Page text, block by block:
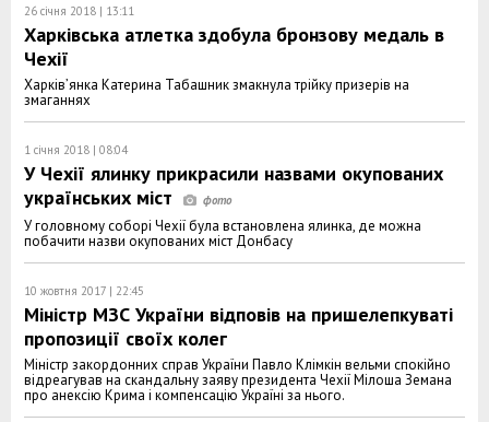
26 січня 2018 | 13:11
Харківська атлетка здобула бронзову медаль в
Чехії
Харків’янка Катерина Табашник змакнула трійку призерів на
змаганнях
1 січня 2018 | 08:04
У Чехії ялинку прикрасили назвами окупованих
українських міст
У головному соборі Чехії була встановлена ялинка, де можна
побачити назви окупованих міст Донбасу
10 жовтня 2017 | 22:45
Міністр МЗС України відповів на пришелепкуваті
пропозиції своїх колег
Міністр закордонних справ України Павло Клімкін вельми спокійно
відреагував на скандальну заяву президента Чехії Мілоша Земана
про анексію Крима і компенсацію Україні за нього.